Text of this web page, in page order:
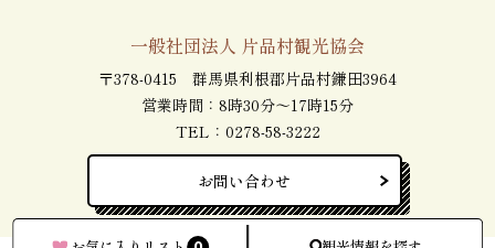
一般社団法人 片品村観光協会
〒378-0415 群馬県利根郡片品村鎌田3964
営業時間：8時30分～17時15分
TEL： 0278-58-3222
お問い合わせ